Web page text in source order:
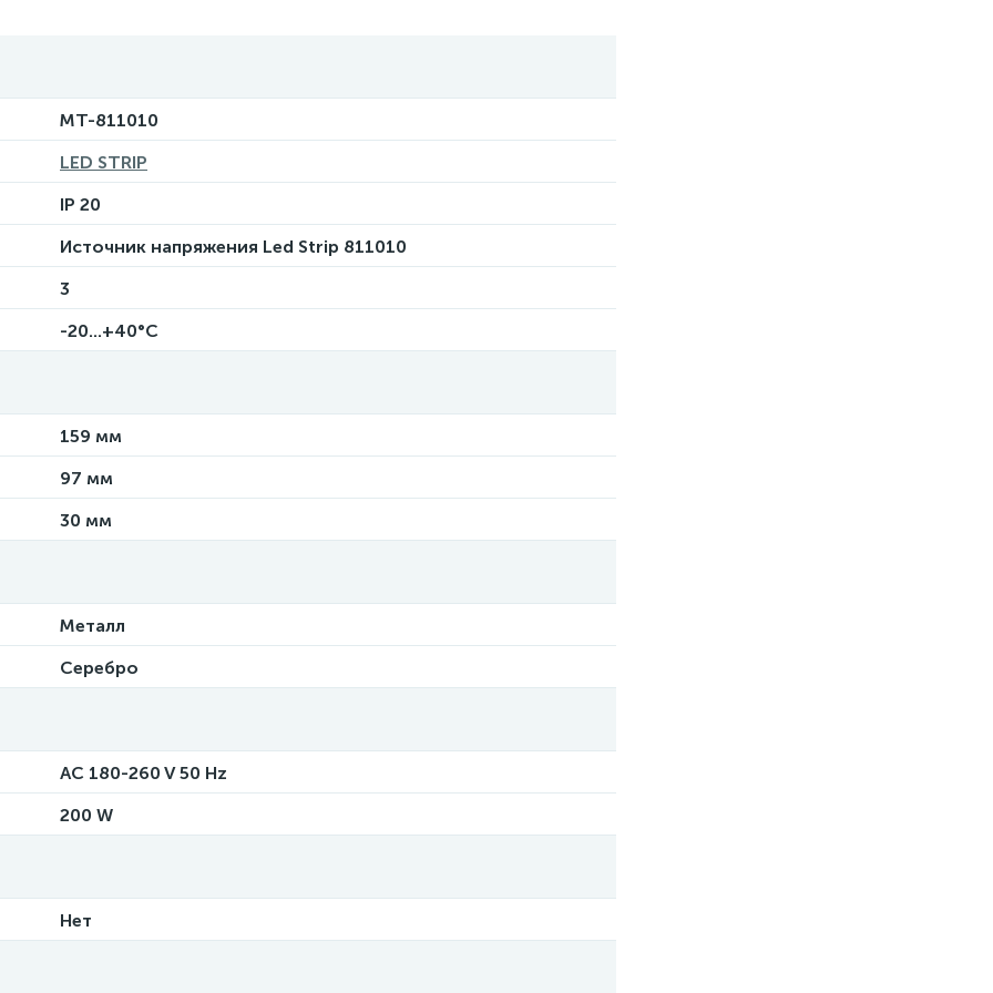
MT-811010
LED STRIP
IP 20
Источник напряжения Led Strip 811010
3
-20...+40°C
159 мм
97 мм
30 мм
Металл
Серебро
AC 180-260 V 50 Hz
200 W
Нет